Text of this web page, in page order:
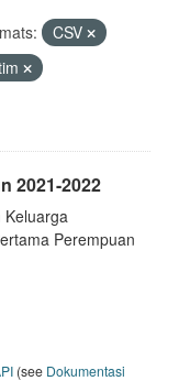
CSV
2021-2022
Keluarga
Perempuan
(see Dokumentasi